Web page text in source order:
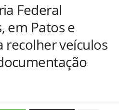
Federal
em Patos e
recolher veículos